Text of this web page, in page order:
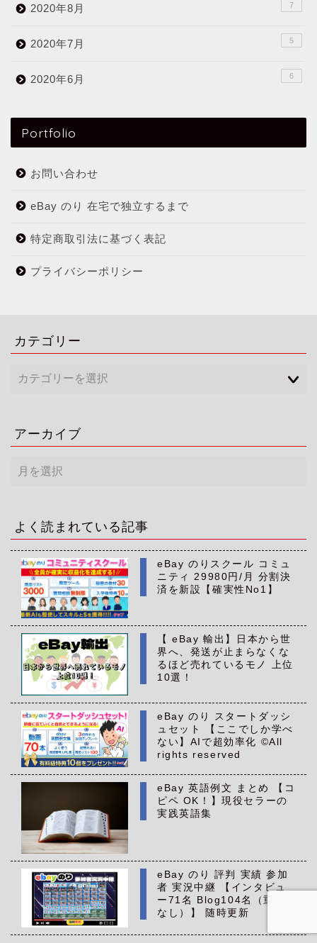
2020年8月 7
2020年7月 5
2020年6月 6
Portfolio
お問い合わせ
eBay のり 在宅で独立するまで
特定商取引法に基づく表記
プライバシーポリシー
カテゴリー
アーカイブ
ー
ブ
よく読まれている記事
eBay のりスクール コミュ
ニティ 29980円/月 分割決
済を新設【確実性No1】
【 eBay 輸出】日本から世
界へ、発送が止まらなくな
るほど売れているモノ 上位
10選！
eBay のり スタートダッシ
ュセット 【ここでしか学べ
ない】AIで超効率化 ©All
rights reserved
eBay 英語例文 まとめ 【コ
ピペ OK！】現役セラーの
実践英語集
eBay のり 評判 実績 参加
者 実況中継 【インタビュ
ー71名 Blog104名（重複
なし）】 随時更新